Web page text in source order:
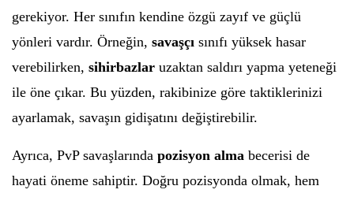
gerekiyor. Her sınıfın kendine özgü zayıf ve güçlü
yönleri vardır. Örneğin, savaşçı sınıfı yüksek hasar
verebilirken, sihirbazlar uzaktan saldırı yapma yeteneği
ile öne çıkar. Bu yüzden, rakibinize göre taktiklerinizi
ayarlamak, savaşın gidişatını değiştirebilir.
Ayrıca, PvP savaşlarında pozisyon alma becerisi de
hayati öneme sahiptir. Doğru pozisyonda olmak, hem